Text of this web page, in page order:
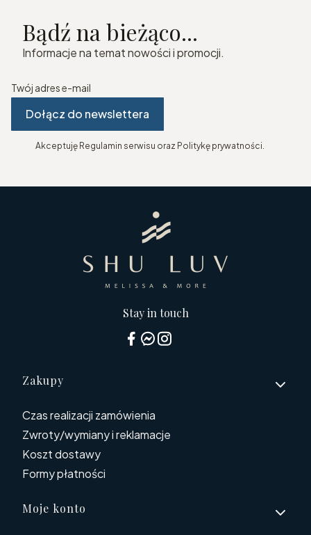
Bądź na bieżąco...
Informacje na temat nowości i promocji.
Twój adres e-mail
Dołącz do newslettera
Akceptuję Regulamin serwisu oraz Politykę prywatności.
Stay in touch
Linki w stopce
Zakupy
Czas realizacji zamówienia
Zwroty/wymiany i reklamacje
Koszt dostawy
Formy płatności
Moje konto